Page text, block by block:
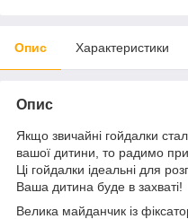
Опис Характеристики
Опис
Якщо звичайні гойдалки
вашої дитини, то радимо
Ці гойдалки ідеальні для
Ваша дитина буде в захваті!
Велика майданчик із